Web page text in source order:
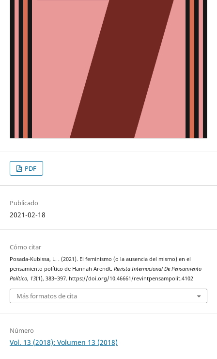
PDF
Publicado
2021-02-18
Cómo citar
Posada-Kubissa, L. . (2021). El feminismo (o la ausencia del mismo) en el
pensamiento político de Hannah Arendt. Revista Internacional De Pensamiento
Político, 13(1), 383–397. https://doi.org/10.46661/revintpensampolit.4102
Más formatos de cita
Número
Vol. 13 (2018): Volumen 13 (2018)